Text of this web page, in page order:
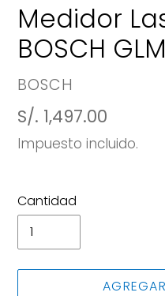
Medidor
BOSCH
PROVEEDOR
BOSCH
Precio
habitual
S/. 1,497.00
Impuesto incluido.
Cantidad